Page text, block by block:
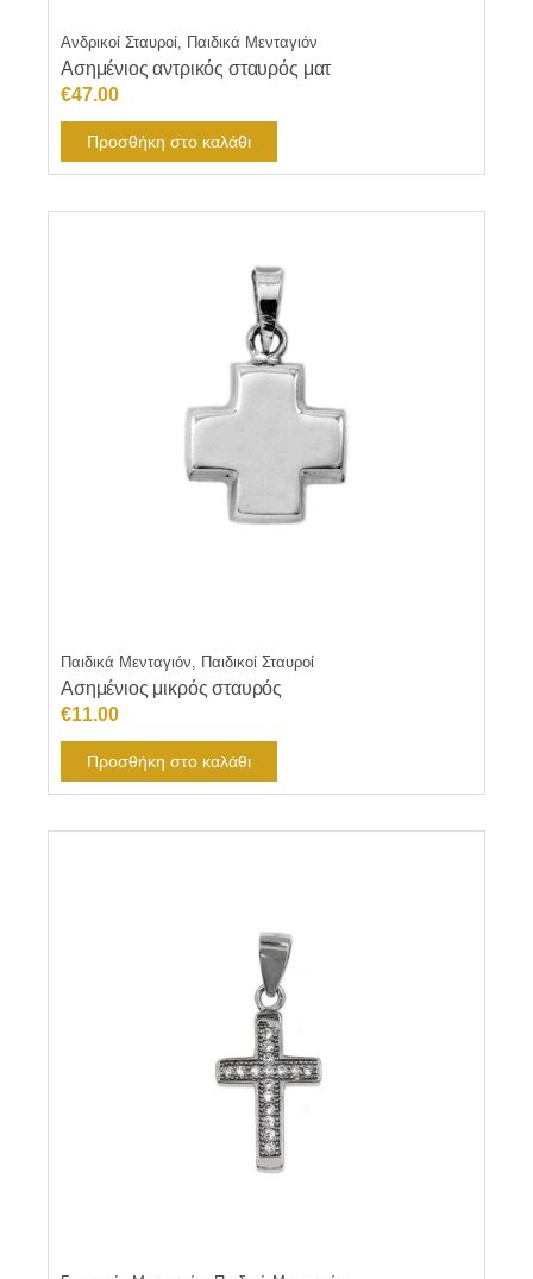
Ανδρικοί Σταυροί, Παιδικά Μενταγιόν
Ασημένιος αντρικός σταυρός ματ
€47.00
Προσθήκη στο καλάθι
Παιδικά Μενταγιόν, Παιδικοί Σταυροί
Ασημένιος μικρός σταυρός
€11.00
Προσθήκη στο καλάθι